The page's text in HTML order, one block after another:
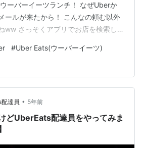
ーバーイーツランチ！ なぜUberか
ールが来たから！ こんなの頼む以外
ww さっそくアプリでお店を検索し
さんと九州定番ファミレスの ジョ
ンバーグ！ お店が多過ぎて決め兼ね
クト重視でチョイス！笑 注文した料
んクーポンを最大限に活用する為、
笑(せこww) お値段なんと… 約1500
#Uber Eats(ウーバーイーツ)
達員 • 5年前
どUberEats配達員をやってみま